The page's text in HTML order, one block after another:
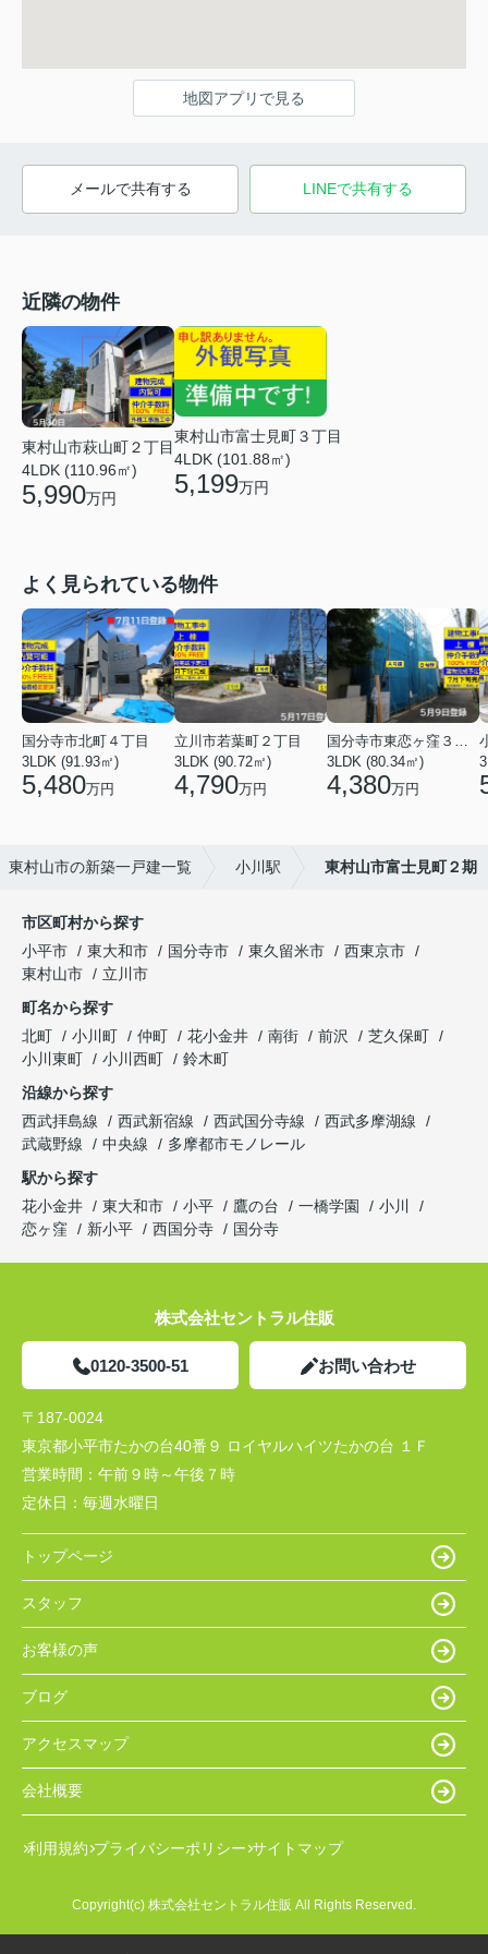
地図アプリで見る
メールで共有する LINEで共有する
近隣の物件
東村山市萩山町２丁目
4LDK (110.96㎡)
5,990万円
東村山市富士見町３丁目
4LDK (101.88㎡)
5,199万円
よく見られている物件
国分寺市北町４丁目
3LDK (91.93㎡)
5,480万円
立川市若葉町２丁目
3LDK (90.72㎡)
4,790万円
3LDK (80.34㎡)
4,380万円
東村山市の新築一戸建一覧 小川駅 東村山市富士見町２期
市区町村から探す
小平市
東大和市 国分寺市 東久留米市
西東京市
東村山市
立川市
町名から探す
北町
小川町 仲町 花小金井 南街 前沢
芝久保町
小川東町
小川西町
鈴木町
沿線から探す
西武拝島線
西武新宿線 西武国分寺線
西武多摩湖線
武蔵野線
中央線
多摩都市モノレール
駅から探す
花小金井
東大和市 小平 鷹の台 一橋学園
小川
恋ヶ窪
新小平 西国分寺 国分寺
株式会社セントラル住販
0120-3500-51 お問い合わせ
〒187-0024
東京都小平市たかの台40番９ ロイヤルハイツたかの台 １Ｆ
営業時間： 午前９時～午後７時
定休日： 毎週水曜日
トップページ
スタッフ
お客様の声
ブログ
アクセスマップ
会社概要
利用規約 プライバシーポリシー サイトマップ
Copyright(c) 株式会社セントラル住販 All Rights Reserved.